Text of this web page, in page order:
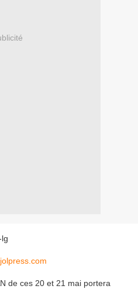
de ces 20 et 21 mai portera